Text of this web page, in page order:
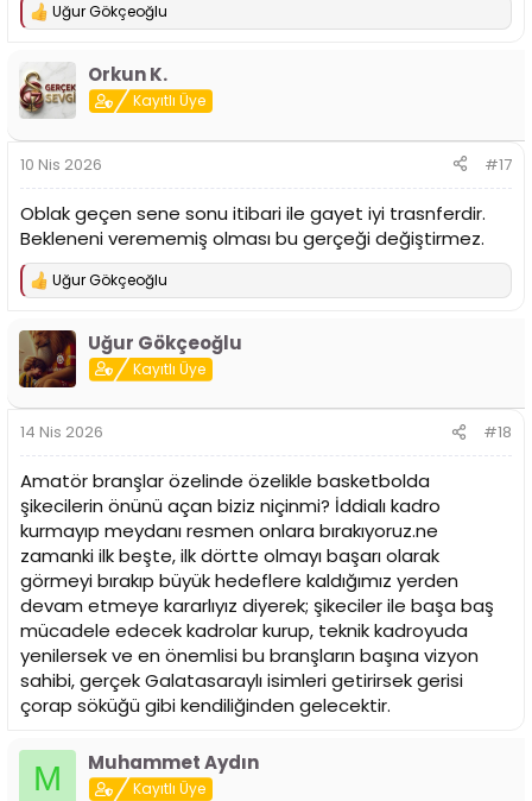
T
k
i
l
:
Uğur Gökçeoğlu
Orkun K.
Kayıtlı Üye
10 Nis 2026 #17
Oblak geçen sene sonu itibari ile gayet iyi trasnferdir.
Bekleneni verememiş olması bu gerçeği değiştirmez.
T
k
i
l
:
Uğur Gökçeoğlu
Uğur Gökçeoğlu
Kayıtlı Üye
14 Nis 2026 #18
Amatör branşlar özelinde özelikle basketbolda
şikecilerin önünü açan biziz niçinmi? İddialı kadro
kurmayıp meydanı resmen onlara bırakıyoruz.ne
zamanki ilk beşte, ilk dörtte olmayı başarı olarak
görmeyi bırakıp büyük hedeflere kaldığımız yerden
devam etmeye kararlıyız diyerek; şikeciler ile başa baş
mücadele edecek kadrolar kurup, teknik kadroyuda
yenilersek ve en önemlisi bu branşların başına vizyon
sahibi, gerçek Galatasaraylı isimleri getirirsek gerisi
çorap söküğü gibi kendiliğinden gelecektir.
M Muhammet Aydın
Kayıtlı Üye